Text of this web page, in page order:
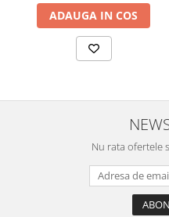
ADAUGA IN COS
Nu rata ofertele